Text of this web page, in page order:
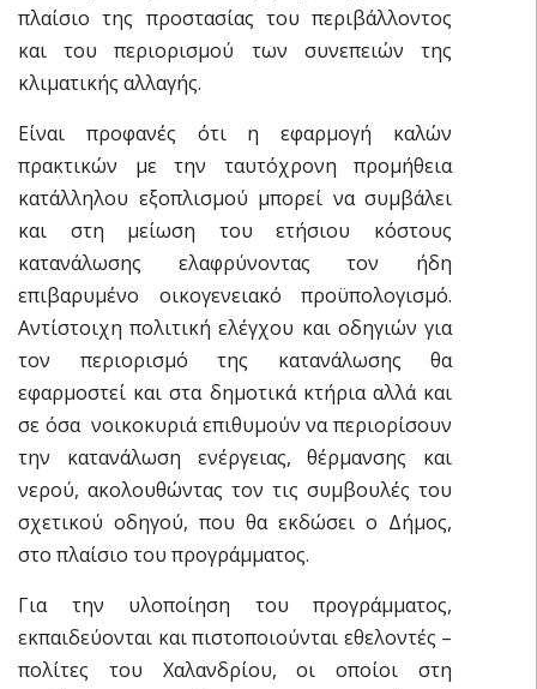
πλαίσιο της προστασίας του περιβάλλοντος
και του περιορισμού των συνεπειών της
κλιματικής αλλαγής.
Είναι προφανές ότι η εφαρμογή καλών
πρακτικών με την ταυτόχρονη προμήθεια
κατάλληλου εξοπλισμού μπορεί να συμβάλει
και στη μείωση του ετήσιου κόστους
κατανάλωσης ελαφρύνοντας τον ήδη
επιβαρυμένο οικογενειακό προϋπολογισμό.
Αντίστοιχη πολιτική ελέγχου και οδηγιών για
τον περιορισμό της κατανάλωσης θα
εφαρμοστεί και στα δημοτικά κτήρια αλλά και
σε όσα νοικοκυριά επιθυμούν να περιορίσουν
την κατανάλωση ενέργειας, θέρμανσης και
νερού, ακολουθώντας τον τις συμβουλές του
σχετικού οδηγού, που θα εκδώσει ο Δήμος,
στο πλαίσιο του προγράμματος.
Για την υλοποίηση του προγράμματος,
εκπαιδεύονται και πιστοποιούνται εθελοντές –
πολίτες του Χαλανδρίου, οι οποίοι στη